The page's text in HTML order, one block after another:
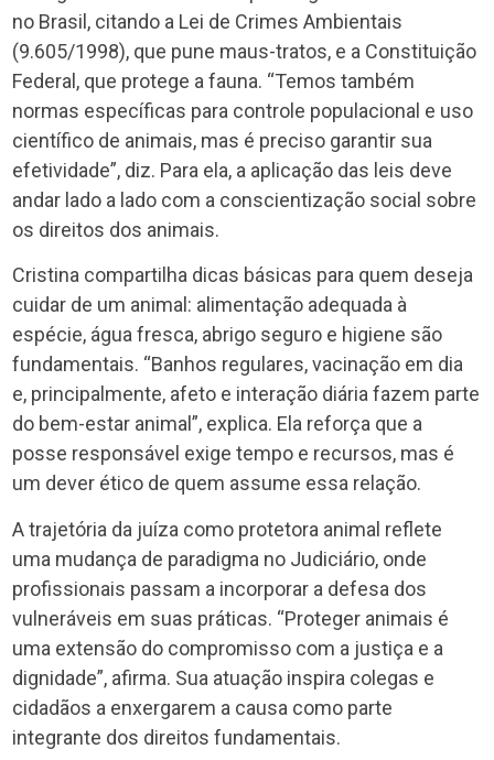
no Brasil, citando a Lei de Crimes Ambientais
(9.605/1998), que pune maus-tratos, e a Constituição
Federal, que protege a fauna. “Temos também
normas específicas para controle populacional e uso
científico de animais, mas é preciso garantir sua
efetividade”, diz. Para ela, a aplicação das leis deve
andar lado a lado com a conscientização social sobre
os direitos dos animais.
Cristina compartilha dicas básicas para quem deseja
cuidar de um animal: alimentação adequada à
espécie, água fresca, abrigo seguro e higiene são
fundamentais. “Banhos regulares, vacinação em dia
e, principalmente, afeto e interação diária fazem parte
do bem-estar animal”, explica. Ela reforça que a
posse responsável exige tempo e recursos, mas é
um dever ético de quem assume essa relação.
A trajetória da juíza como protetora animal reflete
uma mudança de paradigma no Judiciário, onde
profissionais passam a incorporar a defesa dos
vulneráveis em suas práticas. “Proteger animais é
uma extensão do compromisso com a justiça e a
dignidade”, afirma. Sua atuação inspira colegas e
cidadãos a enxergarem a causa como parte
integrante dos direitos fundamentais.